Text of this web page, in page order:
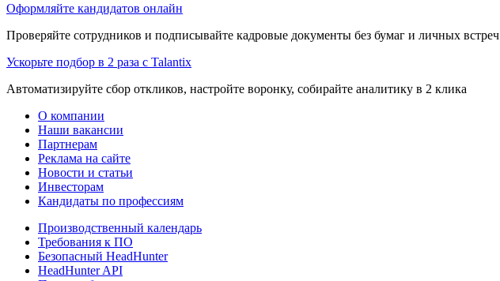
Оформляйте кандидатов онлайн
Проверяйте сотрудников и подписывайте кадровые документы без бумаг и личных встреч
Ускорьте подбор в 2 раза с Talantix
Автоматизируйте сбор откликов, настройте воронку, собирайте аналитику в 2 клика
О компании
Наши вакансии
Партнерам
Реклама на сайте
Новости и статьи
Инвесторам
Кандидаты по профессиям
Производственный календарь
Требования к ПО
Безопасный HeadHunter
HeadHunter API